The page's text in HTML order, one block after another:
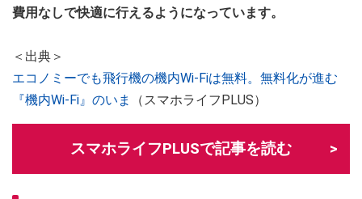
費用なしで快適に行えるようになっています。
＜出典＞
エコノミーでも飛行機の機内Wi-Fiは無料。無料化が進む
『機内Wi-Fi』のいま
（スマホライフPLUS）
スマホライフPLUSで記事を読む